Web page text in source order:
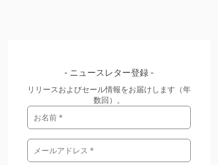
ニュースレター登録
リリースおよびセール情報をお届けします（年
数回）。